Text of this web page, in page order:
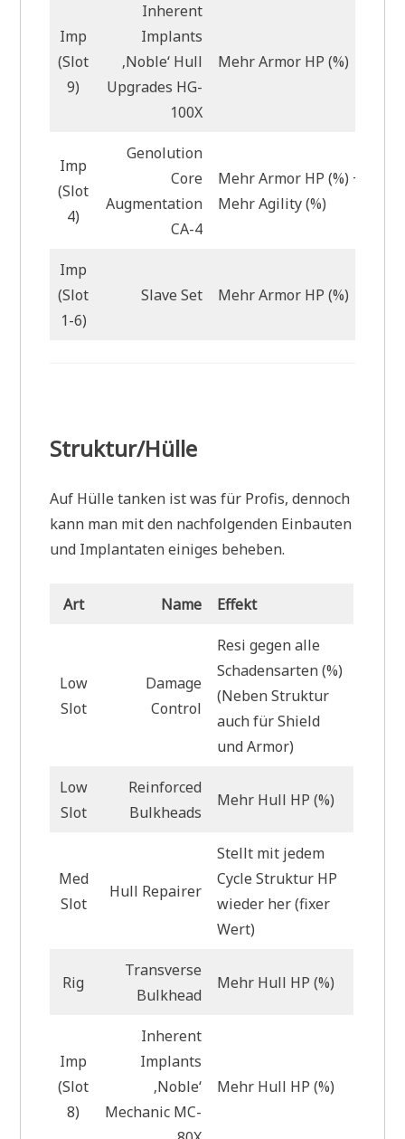
Imp
(Slot
9)
Inherent
Implants
‚Noble‘ Hull
Upgrades HG-
100X
Mehr Armor HP (%)
Imp
(Slot
4)
Genolution
Core
Augmentation
CA-4
Mehr Armor HP (%) +
Mehr Agility (%)
Imp
(Slot
1-6)
Slave Set Mehr Armor HP (%)
Struktur/Hülle
Auf Hülle tanken ist was für Profis, dennoch
kann man mit den nachfolgenden Einbauten
und Implantaten einiges beheben.
Art Name Effekt
Low
Slot
Damage
Control
Resi gegen alle
Schadensarten (%)
(Neben Struktur
auch für Shield
und Armor)
Low
Slot
Reinforced
Bulkheads
Mehr Hull HP (%)
Med
Slot
Hull Repairer
Stellt mit jedem
Cycle Struktur HP
wieder her (fixer
Wert)
Rig
Transverse
Bulkhead
Mehr Hull HP (%)
Imp
(Slot
8)
Inherent
Implants
‚Noble‘
Mechanic MC-
Mehr Hull HP (%)